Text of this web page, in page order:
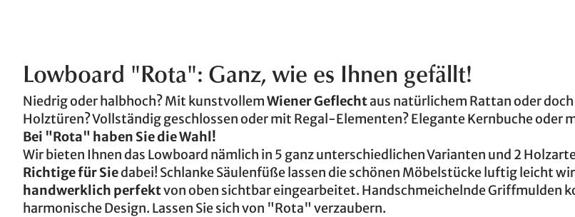
Lowboard "Rota": Ganz, wie es Ihnen gefällt!
Niedrig oder halbhoch? Mit kunstvollemWiener Geflechtaus natürlichem Rattan oder
Holztüren? Vollständig geschlossen oder mit Regal-Elementen? Elegante Kernbuche oder
Bei "Rota" haben Sie die Wahl!
Wir bieten Ihnen das Lowboard nämlich in 5 ganz unterschiedlichen Varianten und 2
Richtige für Siedabei! Schlanke Säulenfüße lassen die schönen Möbelstücke luftig leicht
handwerklich perfektvon oben sichtbar eingearbeitet. Handschmeichelnde Griffmulden
harmonische Design. Lassen Sie sich von "Rota" verzaubern.